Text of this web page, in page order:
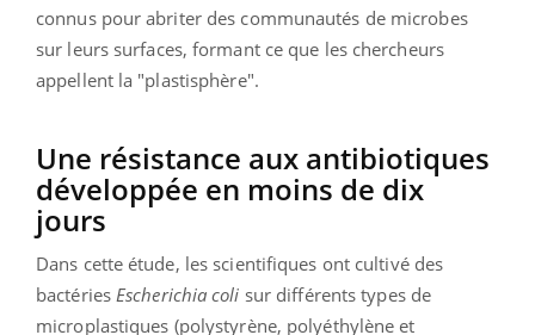
connus pour abriter des communautés de microbes
sur leurs surfaces, formant ce que les chercheurs
appellent la "plastisphère".
Une résistance aux antibiotiques
développée en moins de dix
jours
Dans cette étude, les scientifiques ont cultivé des
bactéries Escherichia coli sur différents types de
microplastiques (polystyrène, polyéthylène et